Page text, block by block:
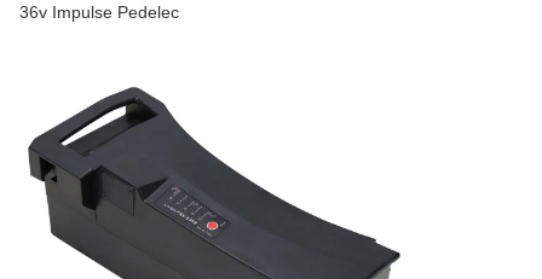
36v Impulse Pedelec